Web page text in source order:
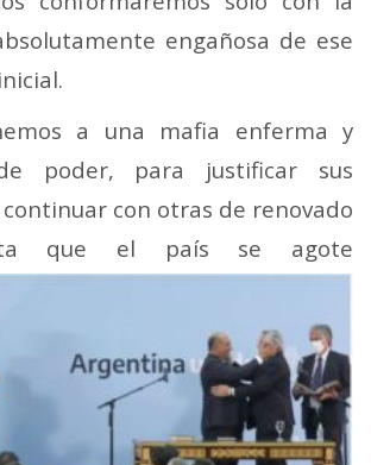
engañosa de ese
a una mafia enferma y
poder, para justificar sus
con otras de renovado
que el país se agote